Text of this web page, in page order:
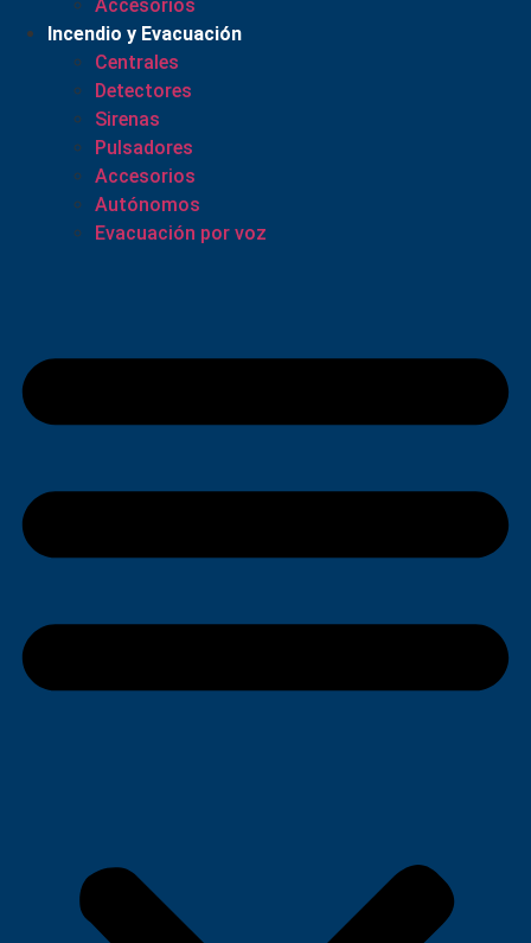
Accesorios
Incendio y Evacuación
Centrales
Detectores
Sirenas
Pulsadores
Accesorios
Autónomos
Evacuación por voz